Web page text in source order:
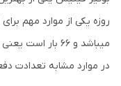
روزه یکی از موارد مهم
در موارد مشابه تعدادت